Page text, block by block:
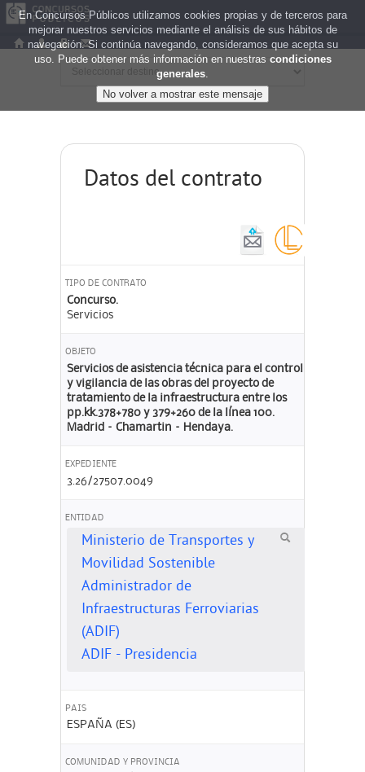
Datos del contrato
TIPO DE CONTRATO
Concurso.
Servicios
OBJETO
Servicios de asistencia técnica para el control
y vigilancia de las obras del proyecto de
tratamiento de la infraestructura entre los
pp.kk.378+780 y 379+260 de la línea 100.
Madrid – Chamartin – Hendaya.
EXPEDIENTE
3.26/27507.0049
ENTIDAD
Ministerio de Transportes y
Movilidad Sostenible
Administrador de
Infraestructuras Ferroviarias
(ADIF)
ADIF - Presidencia
PAIS
ESPAÑA (ES)
COMUNIDAD Y PROVINCIA
En Concursos Públicos utilizamos cookies propias y de terceros para
mejorar nuestros servicios mediante el análisis de sus hábitos de
navegación. Si continúa navegando, consideramos que acepta su
uso. Puede obtener más información en nuestras condiciones
generales.